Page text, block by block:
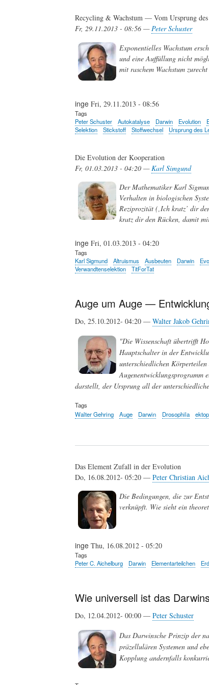
Recycling & Wachstum — Vom Ursprung
Fr, 29.11.2013 - 08:56 —Peter Schuster
Exponentielles Wachstum
und eine Auffüllung nicht
mit raschem Wachstum
inge Fri, 29.11.2013 - 08:56
Tags
Peter Schuster
Autokatalyse Darwin Evolution
Selektion
Stickstoff Stoffwechsel Ursprung des
Die Evolution der Kooperation
Fr, 01.03.2013 - 04:20 — Karl Simgund
Der Mathematiker Karl
Verhalten in biologischen
Reziprozität (‚Ich kratz’ dir
kratz dir den Rücken, damit
inge Fri, 01.03.2013 - 04:20
Tags
Karl Sigmund
Altruismus Ausbeuten Darwin
Verwandtenselektion
TitForTat
Auge um Auge —
Do, 25.10.2012- 04:20 — Walter Jakob
"Die Wissenschaft übertrifft
Hauptschalter in der
unterschiedlichen Körperteilen
Augenentwicklungsprogramm
darstellt, der Ursprung all der
Tags
Walter Gehring
Auge Darwin Drosophila
Das Element Zufall in der Evolution
Do, 16.08.2012- 05:20 — Peter Christian
Die Bedingungen, die zur
verknüpft. Wie sieht ein
inge Thu, 16.08.2012 - 05:20
Tags
Peter C. Aichelburg
Darwin Elementarteilchen
Wie universell ist das
Do, 12.04.2012- 00:00 — Peter Schuster
Das Darwinsche Prinzip der
präzellulären Systemen und
Kopplung andernfalls